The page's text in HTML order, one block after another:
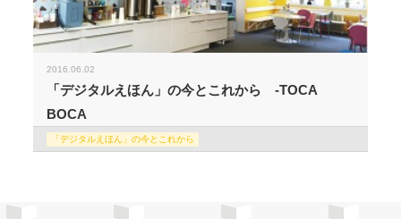
2016.06.02
「デジタルえほん」の今とこれから -TOCA
BOCA
「デジタルえほん」の今とこれから